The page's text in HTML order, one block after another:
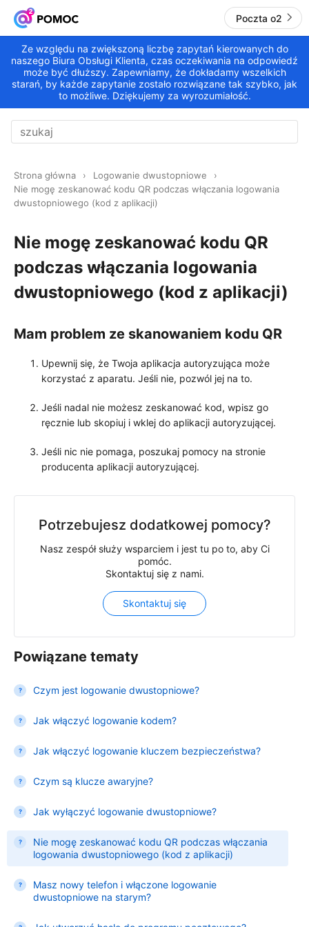
Poczta o2
Ze względu na zwiększoną liczbę zapytań kierowanych do
naszego Biura Obsługi Klienta, czas oczekiwania na odpowiedź
może być dłuższy. Zapewniamy, że dokładamy wszelkich
starań, by każde zapytanie zostało rozwiązane tak szybko, jak
to możliwe. Dziękujemy za wyrozumiałość.
Strona główna
Logowanie dwustopniowe
Nie mogę zeskanować kodu QR podczas włączania logowania
dwustopniowego (kod z aplikacji)
Powiązane tematy
Czym jest logowanie dwustopniowe?
Jak włączyć logowanie kodem?
Jak włączyć logowanie kluczem bezpieczeństwa?
Czym są klucze awaryjne?
Jak wyłączyć logowanie dwustopniowe?
Nie mogę zeskanować kodu QR podczas włączania
logowania dwustopniowego (kod z aplikacji)
Masz nowy telefon i włączone logowanie
dwustopniowe na starym?
Nie mogę zeskanować kodu QR
podczas włączania logowania
dwustopniowego (kod z aplikacji)
Mam problem ze skanowaniem kodu QR
Upewnij się, że Twoja aplikacja autoryzująca może
korzystać z aparatu. Jeśli nie, pozwól jej na to.
Jeśli nadal nie możesz zeskanować kod, wpisz go
ręcznie lub skopiuj i wklej do aplikacji autoryzującej.
Jeśli nic nie pomaga, poszukaj pomocy na stronie
producenta aplikacji autoryzującej.
Potrzebujesz dodatkowej pomocy?
Nasz zespół służy wsparciem i jest tu po to, aby Ci
pomóc.
Skontaktuj się z nami.
Skontaktuj się